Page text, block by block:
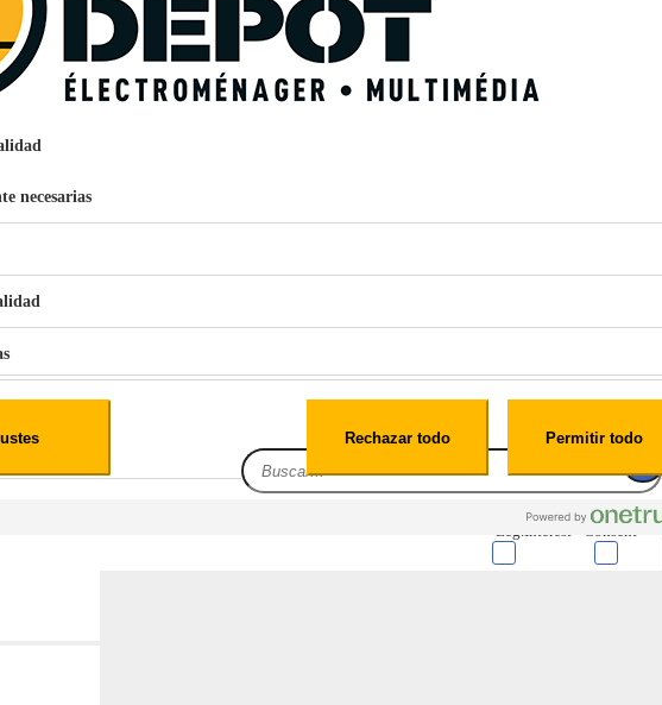
1,1L Limpia Sofás Alfombras Coche SP3
159€ 96
Pago aplazos
EcoTank EPSON ET-2861
necesarias
web, los datos pueden almacenarse o recuperarse de tu navegador, generalmente en forma de cookies.
Consent
Leg.Interest
Rechazar todo Permitir todo